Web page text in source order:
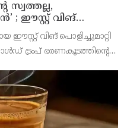
സ്വത്തല്ല,
; ഈസ്റ്റ് വിങ്
ട്രംപിന്റെ
ഈസ്റ്റ് വിങ് പൊളിച്ചുമാറ്റി
ട്രംപ് ഭരണകൂടത്തിന്റെ